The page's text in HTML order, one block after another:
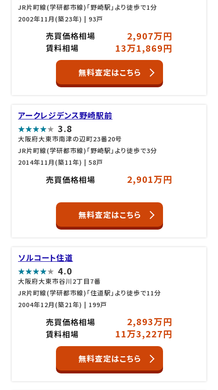
JR片町線(学研都市線)「野崎駅」より徒歩で1分
2002年11月(築23年) | 93戸
売買価格相場 2,907万円
賃料相場 13万1,869円
無料査定はこちら
アークレジデンス野崎駅前
3.8
大阪府大東市南津の辺町23番20号
JR片町線(学研都市線)「野崎駅」より徒歩で3分
2014年11月(築11年) | 58戸
売買価格相場 2,901万円
無料査定はこちら
ソルコート住道
4.0
大阪府大東市谷川2丁目7番
JR片町線(学研都市線)「住道駅」より徒歩で11分
2004年12月(築21年) | 199戸
売買価格相場 2,893万円
賃料相場 11万3,227円
無料査定はこちら